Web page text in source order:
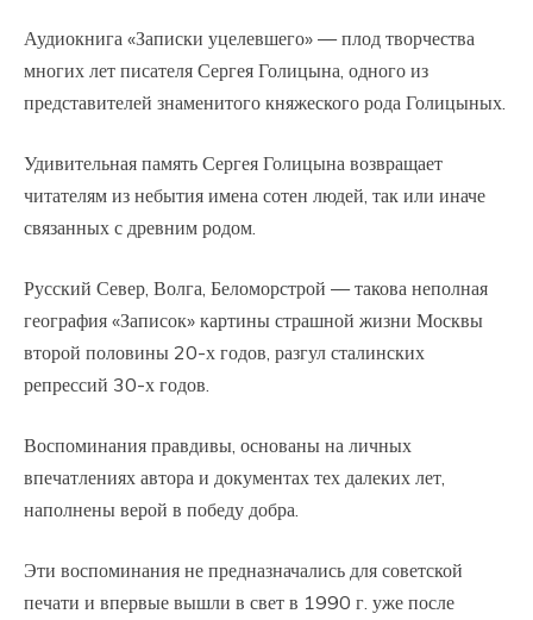
Аудиокнига «Записки уцелевшего» — плод творчества
многих лет писателя Сергея Голицына, одного из
представителей знаменитого княжеского рода Голицыных.
Удивительная память Сергея Голицына возвращает
читателям из небытия имена сотен людей, так или иначе
связанных с древним родом.
Русский Север, Волга, Беломорстрой — такова неполная
география «Записок» картины страшной жизни Москвы
второй половины 20-х годов, разгул сталинских
репрессий 30-х годов.
Воспоминания правдивы, основаны на личных
впечатлениях автора и документах тех далеких лет,
наполнены верой в победу добра.
Эти воспоминания не предназначались для советской
печати и впервые вышли в свет в 1990 г. уже после